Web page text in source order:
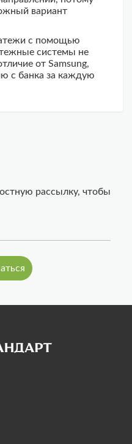
вариант
с помощью
системы не
от Samsung,
с банка за каждую
рассылку, чтобы